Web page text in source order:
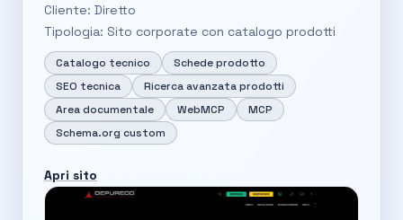
Cliente: Diretto
Tipologia: Sito corporate con catalogo prodotti
Catalogo tecnico
Schede prodotto
SEO tecnica
Ricerca avanzata prodotti
Area documentale
WebMCP
MCP
Schema.org custom
Apri sito